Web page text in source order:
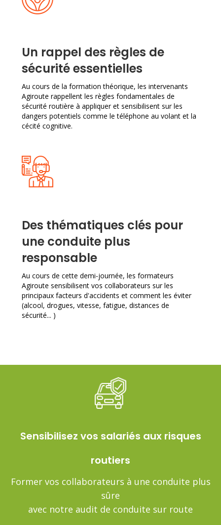
Un rappel des règles de
sécurité essentielles
Au cours de la formation théorique, les intervenants
Agiroute rappellent les règles fondamentales de
sécurité routière à appliquer et sensibilisent sur les
dangers potentiels comme le téléphone au volant et la
cécité cognitive.
Des thématiques clés pour
une conduite plus
responsable
Au cours de cette demi-journée, les formateurs
Agiroute sensibilisent vos collaborateurs sur les
principaux facteurs d'accidents et comment les éviter
(alcool, drogues, vitesse, fatigue, distances de
sécurité... )
Sensibilisez vos salariés aux risques
routiers
Former vos collaborateurs à une conduite plus
sûre
avec notre audit de conduite sur route